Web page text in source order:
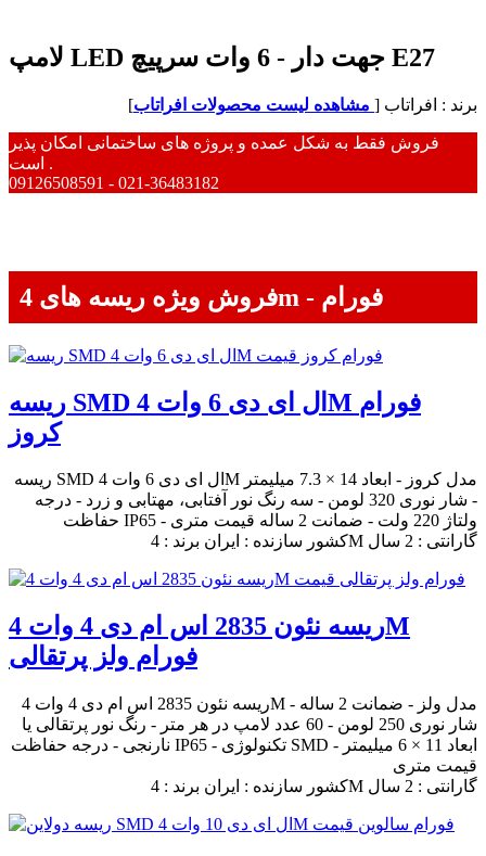
لامپ LED جهت دار - 6 وات سرپیچ E27
برند : افراتاب [ مشاهده لیست محصولات افراتاب]
فروش فقط به شکل عمده و پروژه های ساختمانی امکان پذیر
است .
09126508591 - 021-36483182
فروش ویژه ریسه های 4m - فورام
ریسه SMD ال ای دی 6 وات 4M فورام
کروز
ریسه SMD ال ای دی 6 وات 4M مدل کروز - ابعاد 14 × 7.3 میلیمتر
- شار نوری 320 لومن - سه رنگ نور آفتابی، مهتابی و زرد - درجه
حفاظت IP65 - ولتاژ 220 ولت - ضمانت 2 ساله قیمت متری
کشور سازنده : ایران برند : 4M گارانتی : 2 سال
ریسه نئون 2835 اس ام دی 4 وات 4M
فورام ولز پرتقالی
ریسه نئون 2835 اس ام دی 4 وات 4M مدل ولز - ضمانت 2 ساله -
شار نوری 250 لومن - 60 عدد لامپ در هر متر - رنگ نور پرتقالی یا
نارنجی - درجه حفاظت IP65 - تکنولوژی SMD - ابعاد 11 × 6 میلیمتر
قیمت متری
کشور سازنده : ایران برند : 4M گارانتی : 2 سال